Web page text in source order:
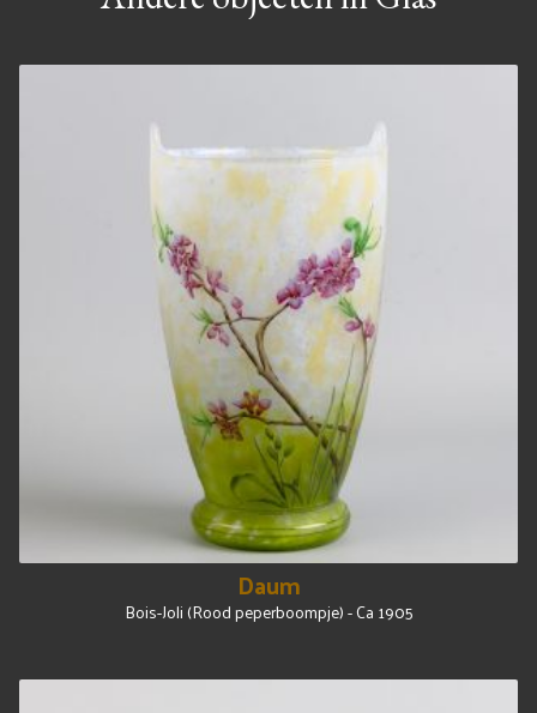
Daum
Bois-Joli (Rood peperboompje) - Ca 1905